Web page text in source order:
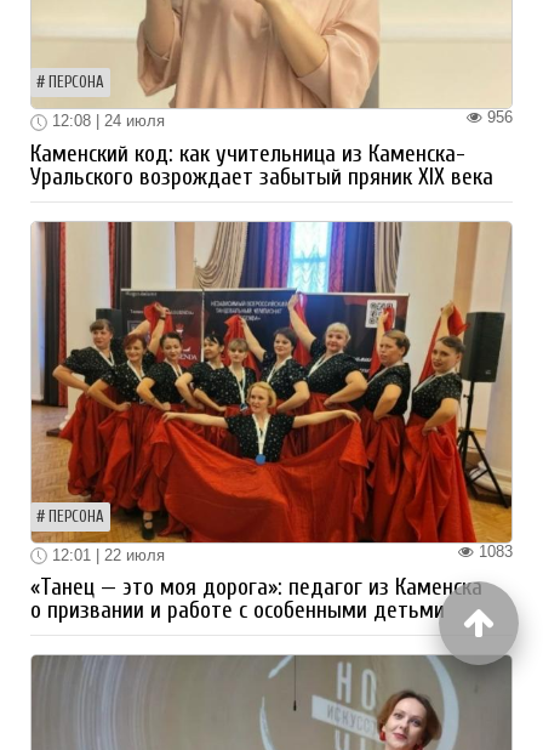
ПЕРСОНА
956
12:08 | 24 июля
Каменский код: как учительница из Каменска-
Уральского возрождает забытый пряник XIX века
ПЕРСОНА
1083
12:01 | 22 июля
«Танец — это моя дорога»: педагог из Каменска
о призвании и работе с особенными детьми